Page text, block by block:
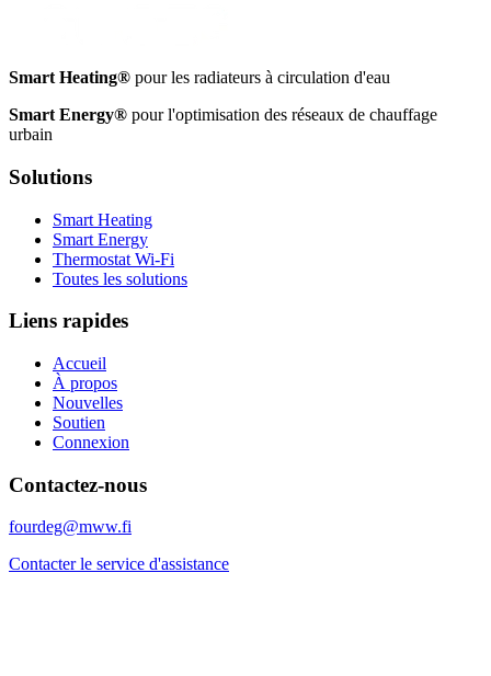
Smart Heating® pour les radiateurs à circulation d'eau
Smart Energy® pour l'optimisation des réseaux de chauffage
urbain
Solutions
Smart Heating
Smart Energy
Thermostat Wi-Fi
Toutes les solutions
Liens rapides
Accueil
À propos
Nouvelles
Soutien
Connexion
Contactez-nous
fourdeg@mww.fi
Contacter le service d'assistance